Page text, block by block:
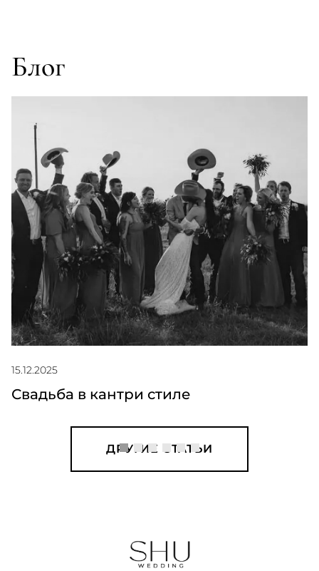
Блог
ДРУГИЕ СТАТЬИ
15.12.2025
Свадьба в кантри стиле